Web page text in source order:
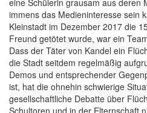
eine Schülerin grausam aus deren
immens das Medieninteresse sein
Kleinstadt im Dezember 2017 die
Freund getötet wurde, war ein
Dass der Täter von Kandel ein
die Stadt seitdem regelmäßig
Demos und entsprechender
ist, hat die ohnehin schwierige
gesellschaftliche Debatte über